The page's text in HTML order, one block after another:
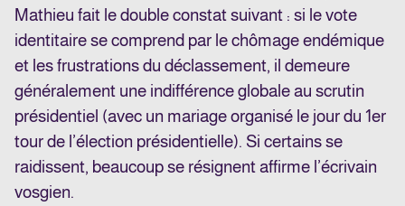
Mathieu fait le double constat suivant : si le vote
identitaire se comprend par le chômage endémique
et les frustrations du déclassement, il demeure
généralement une indifférence globale au scrutin
présidentiel (avec un mariage organisé le jour du 1er
tour de l’élection présidentielle). Si certains se
raidissent, beaucoup se résignent affirme l’écrivain
vosgien.